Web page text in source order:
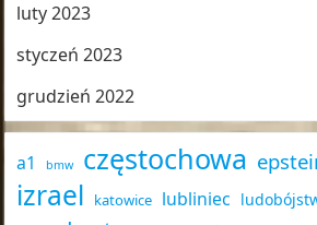
luty 2023
styczeń 2023
grudzień 2022
a1 bmw częstochowa
izrael katowice lubliniec